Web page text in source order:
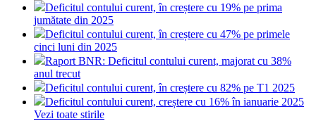
Deficitul contului curent, în creștere cu 19% pe prima
jumătate din 2025
Deficitul contului curent, în creștere cu 47% pe primele
cinci luni din 2025
Raport BNR: Deficitul contului curent, majorat cu 38%
anul trecut
Deficitul contului curent, în creștere cu 82% pe T1 2025
Deficitul contului curent, creștere cu 16% în ianuarie 2025
Vezi toate stirile